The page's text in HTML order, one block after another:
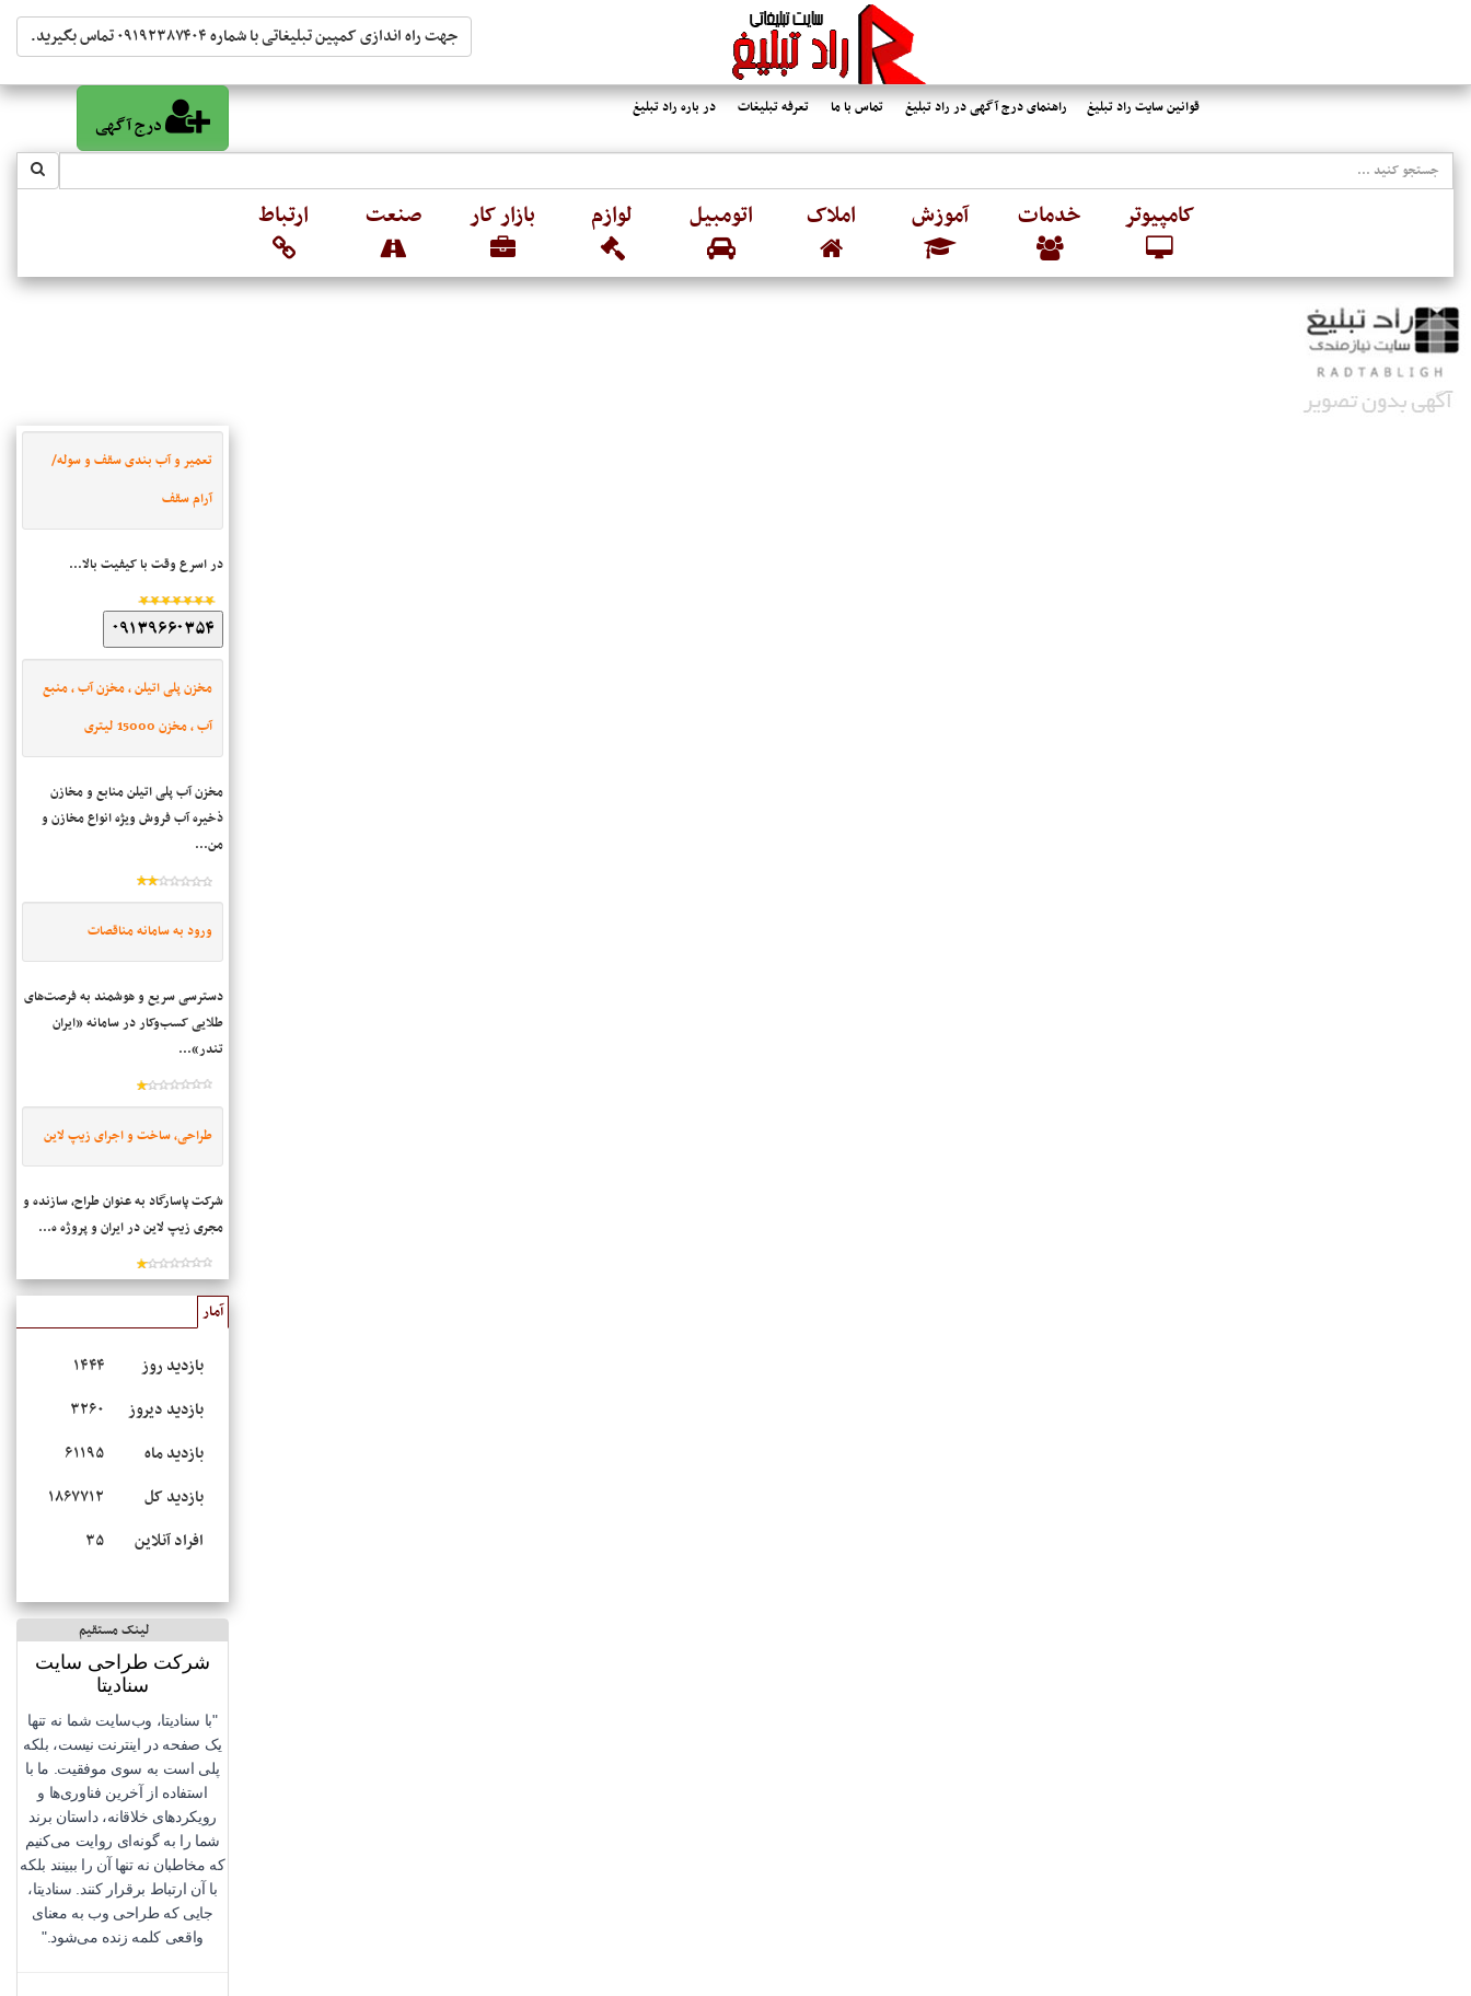
جهت راه اندازی کمپین تبلیغاتی با شماره ۰۹۱۹۲۳۸۷۴۰۴ تماس بگیرید.
درج آگهی
قوانین سایت راد تبلیغ راهنمای درج آگهی در راد تبلیغ تماس با ما تعرفه تبلیغات در باره راد تبلیغ
کامپیوتر خدمات آموزش املاک اتومبیل لوازم بازار کار صنعت ارتباط
تعمیر و آب بندی سقف و سوله/
آرام سقف
در اسرع وقت با کیفیت بالا...
۰۹۱۳۹۶۶۰۳۵۴
مخزن پلی اتیلن ، مخزن آب ، منبع
آب ، مخزن 15000 لیتری
مخزن آب پلی اتیلن منابع و مخازن
ذخیره آب فروش ویژه انواع مخازن و
من...
ورود به سامانه مناقصات
دسترسی سریع و هوشمند به فرصت‌های
طلایی کسب‌وکار در سامانه «ایران
تندر»...
طراحی، ساخت و اجرای زیپ لاین
شرکت پاسارگاد به عنوان طراح، سازنده و
مجری زیپ لاین در ایران و پروژه ه...
آمار
بازدید روز
۱۴۴۴
بازدید دیروز
۳۲۶۰
بازدید ماه
۶۱۱۹۵
بازدید کل
۱۸۶۷۷۱۲
افراد آنلاین
۳۵
لینک مستقیم
شرکت طراحی سایت
سنادیتا
"با سنادیتا، وب‌سایت شما نه تنها
یک صفحه در اینترنت نیست، بلکه
پلی است به سوی موفقیت. ما با
استفاده از آخرین فناوری‌ها و
رویکردهای خلاقانه، داستان برند
شما را به گونه‌ای روایت می‌کنیم
که مخاطبان نه تنها آن را ببینند بلکه
با آن ارتباط برقرار کنند. سنادیتا،
جایی که طراحی وب به معنای
واقعی کلمه زنده می‌شود."